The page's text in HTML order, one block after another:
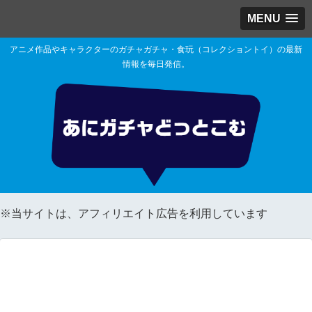
MENU
アニメ作品やキャラクターのガチャガチャ・食玩（コレクショントイ）の最新
情報を毎日発信。
※当サイトは、アフィリエイト広告を利用しています